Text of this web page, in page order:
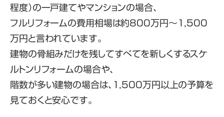
程度）の一戸建てやマンションの場合、
フルリフォームの費用相場は約800万円〜1,500
万円 と言われています。
建物の骨組みだけを残してすべてを新しくするスケ
ルトンリフォームの場合や、
階数が多い建物の場合は、1,500万円以上の予算を
見ておくと安心です。